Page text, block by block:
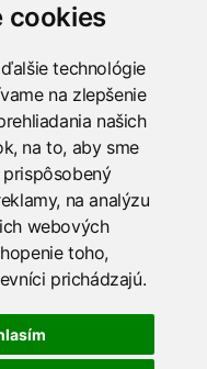
cookies
technológie
na zlepšenie
našich
na to, aby sme
na analýzu
webových
toho,
prichádzajú.